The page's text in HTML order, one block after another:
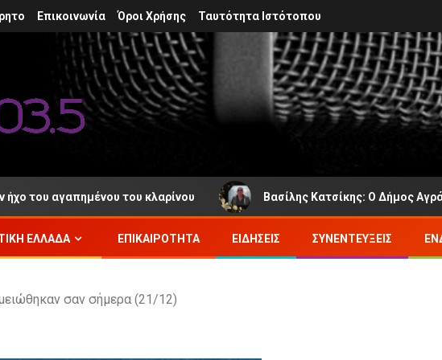
Επικοινωνία Όροι Χρήσης Ταυτότητα Ιστότοπου
του κλαρίνου Βασίλης Κατσίκης: Ο Δήμος Αγράφων
ΕΛΛΆΔΑ ΕΠΙΚΑΙΡΌΤΗΤΑ ΕΙΔΉΣΕΙΣ ΣΥΝΕΝΤΕΎΞΕΙΣ
σαν σήμερα (21/12)